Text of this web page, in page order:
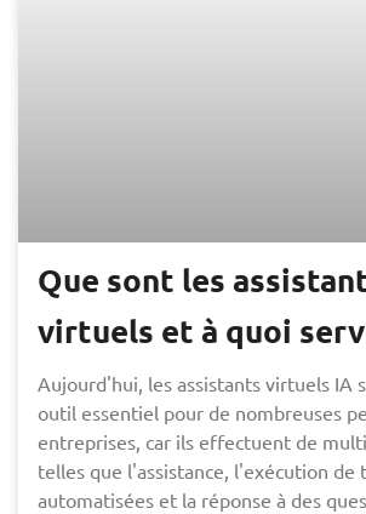
Que sont les
virtuels et à quoi
Aujourd'hui, les assistants virtuels IA
outil essentiel pour de nombreuses
entreprises, car ils effectuent de
telles que l'assistance, l'exécution de
automatisées et la réponse à des